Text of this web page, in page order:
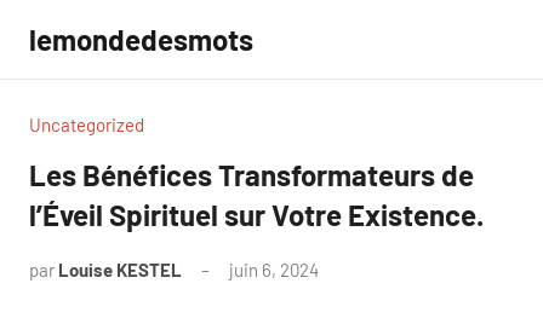
contenu
lemondedesmots
Uncategorized
Les Bénéfices Transformateurs de
l’Éveil Spirituel sur Votre Existence.
par Louise KESTEL juin 6, 2024